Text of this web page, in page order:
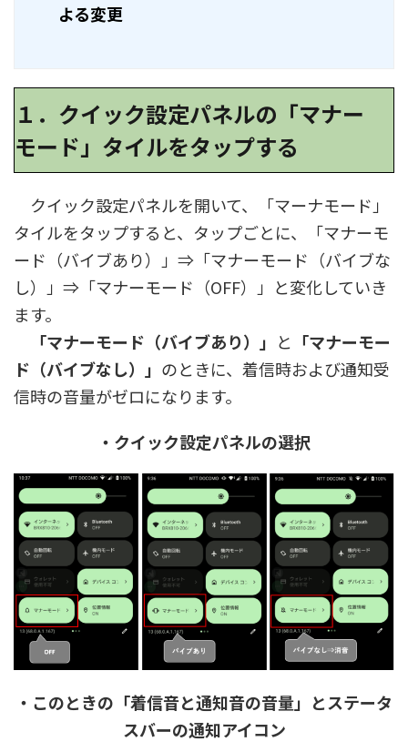
よる変更
１．クイック設定パネルの「マナー
モード」タイルをタップする
クイック設定パネルを開いて、「マーナモード」
タイルをタップすると、タップごとに、「マナーモ
ード（バイブあり）」⇒「マナーモード（バイブな
し）」⇒「マナーモード（OFF）」と変化していき
ます。
「マナーモード（バイブあり）」 と 「マナーモー
ド（バイブなし）」 のときに、着信時および通知受
信時の音量がゼロになります。
・クイック設定パネルの選択
・このときの「着信音と通知音の音量」とステータ
スバーの通知アイコン